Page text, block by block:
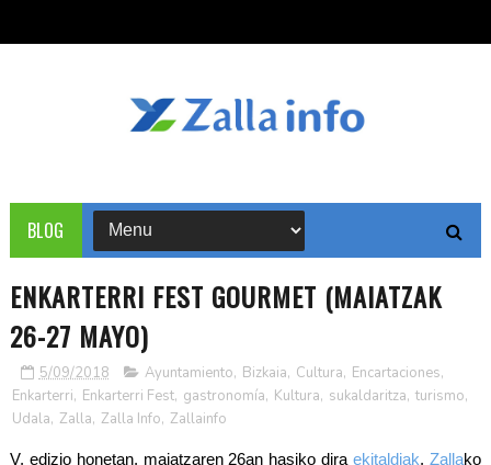
BLOG
ENKARTERRI FEST GOURMET (MAIATZAK
26-27 MAYO)
5/09/2018 Ayuntamiento, Bizkaia, Cultura, Encartaciones,
Enkarterri, Enkarterri Fest, gastronomía, Kultura, sukaldaritza, turismo,
Udala, Zalla, Zalla Info, Zallainfo
V. edizio honetan, maiatzaren 26an hasiko diraekitaldiak.Zallako